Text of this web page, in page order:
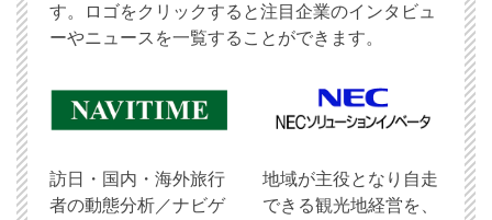
す。ロゴをクリックすると注目企業のインタビュ
ーやニュースを一覧することができます。
訪日・国内・海外旅行
者の動態分析／ナビゲ
地域が主役となり自走
できる観光地経営を、